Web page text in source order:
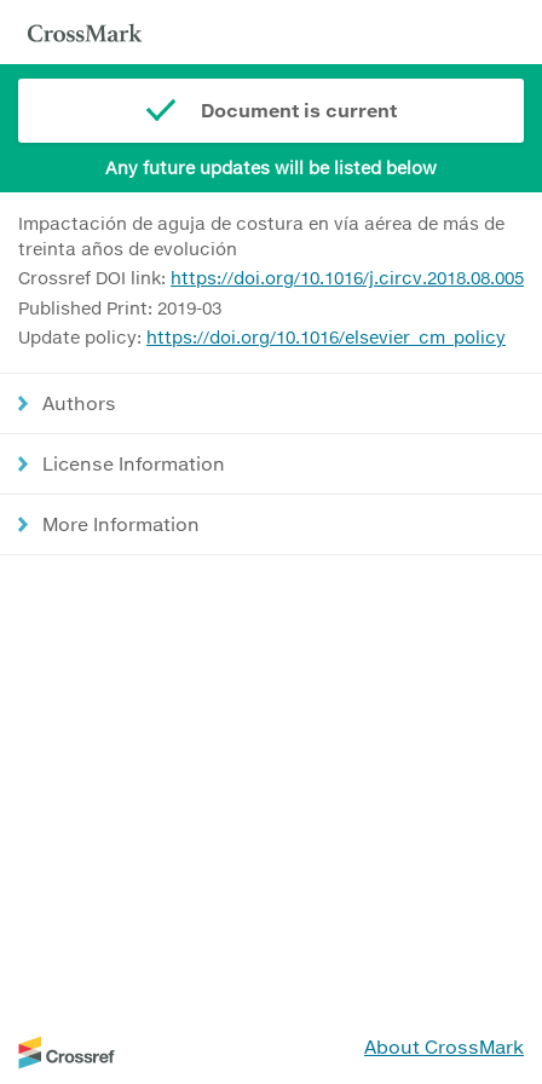
Document is current
Any future updates will be listed below
Impactación de aguja de costura en vía aérea de más de
treinta años de evolución
Crossref DOI link: https://doi.org/10.1016/j.circv.2018.08.005
Published Print: 2019-03
Update policy: https://doi.org/10.1016/elsevier_cm_policy
Authors
License Information
More Information
About CrossMark